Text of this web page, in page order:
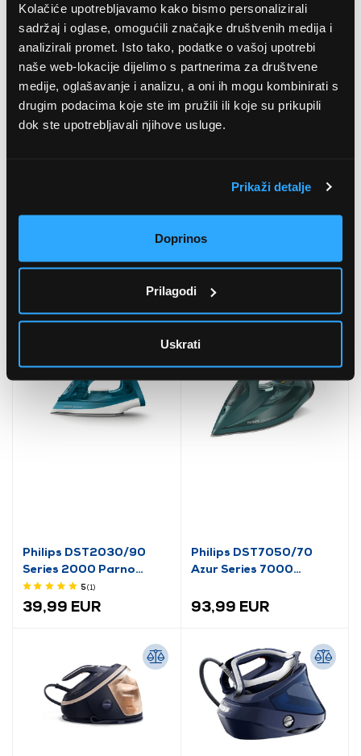
Kolačiće upotrebljavamo kako bismo personalizirali
sadržaj i oglase, omogućili značajke društvenih medija i
analizirali promet. Isto tako, podatke o vašoj upotrebi
naše web-lokacije dijelimo s partnerima za društvene
medije, oglašavanje i analizu, a oni ih mogu kombinirati s
drugim podacima koje ste im pružili ili koje su prikupili
dok ste upotrebljavali njihove usluge.
Prikaži detalje
Doprinos
Prilagodi
Uskrati
sredstvo za uklanjanje
Singer M1505 šivaći
stroj
171,99 EUR
Philips DST2030/90
Series 2000 Parno
glačalo
5(1)
39,99 EUR
Philips DST7050/70
Azur Series 7000
93,99 EUR